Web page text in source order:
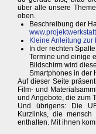
über alle unsere
oben.
Beschreibung der
Kleine Anleitung
In der rechten
Termine und einige
Bildschirm wird
Smartphones in der
Auf dieser Seite
Film- und
und Angebote, die zum
Und übrigens: Die
Kurzlinks, die
enthalten. Mit ihnen